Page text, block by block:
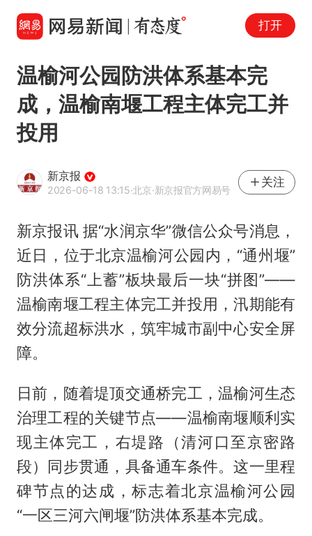
打开
温榆河公园防洪体系基本完
成，温榆南堰工程主体完工并
投用
新京报
2026-06-18 13:15·北京·新京报官方网易号
关注
新京报讯 据“水润京华”微信公众号消息，
近日，位于北京温榆河公园内，“通州堰”
防洪体系“上蓄”板块最后一块“拼图”——
温榆南堰工程主体完工并投用，汛期能有
效分流超标洪水，筑牢城市副中心安全屏
障。
日前，随着堤顶交通桥完工，温榆河生态
治理工程的关键节点——温榆南堰顺利实
现主体完工，右堤路（清河口至京密路
段）同步贯通，具备通车条件。这一里程
碑节点的达成，标志着北京温榆河公园
“一区三河六闸堰”防洪体系基本完成。